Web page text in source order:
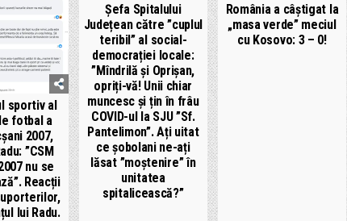
sportiv al
fotbal a
2007,
”CSM
nu se
Reacții
lui Radu.
Șefa Spitalului
Județean către ”cuplul
teribil” al social-
democrației locale:
”Mîndrilă și Oprișan,
opriți-vă! Unii chiar
muncesc și țin în frâu
COVID-ul la SJU ”Sf.
Pantelimon”. Ați uitat
ce șobolani ne-ați
lăsat ”moștenire” în
unitatea
spitalicească?”
România a câștigat la
„masa verde” meciul
cu Kosovo: 3 – 0!